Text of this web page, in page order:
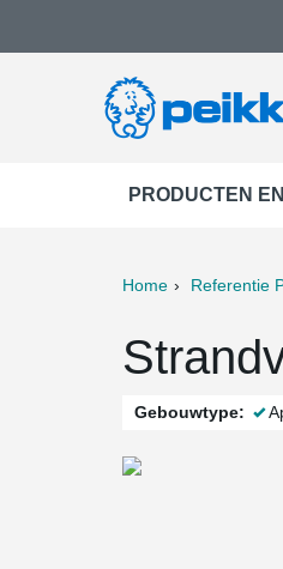
PRODUCTEN
Home Referentie
Gebouwtype: